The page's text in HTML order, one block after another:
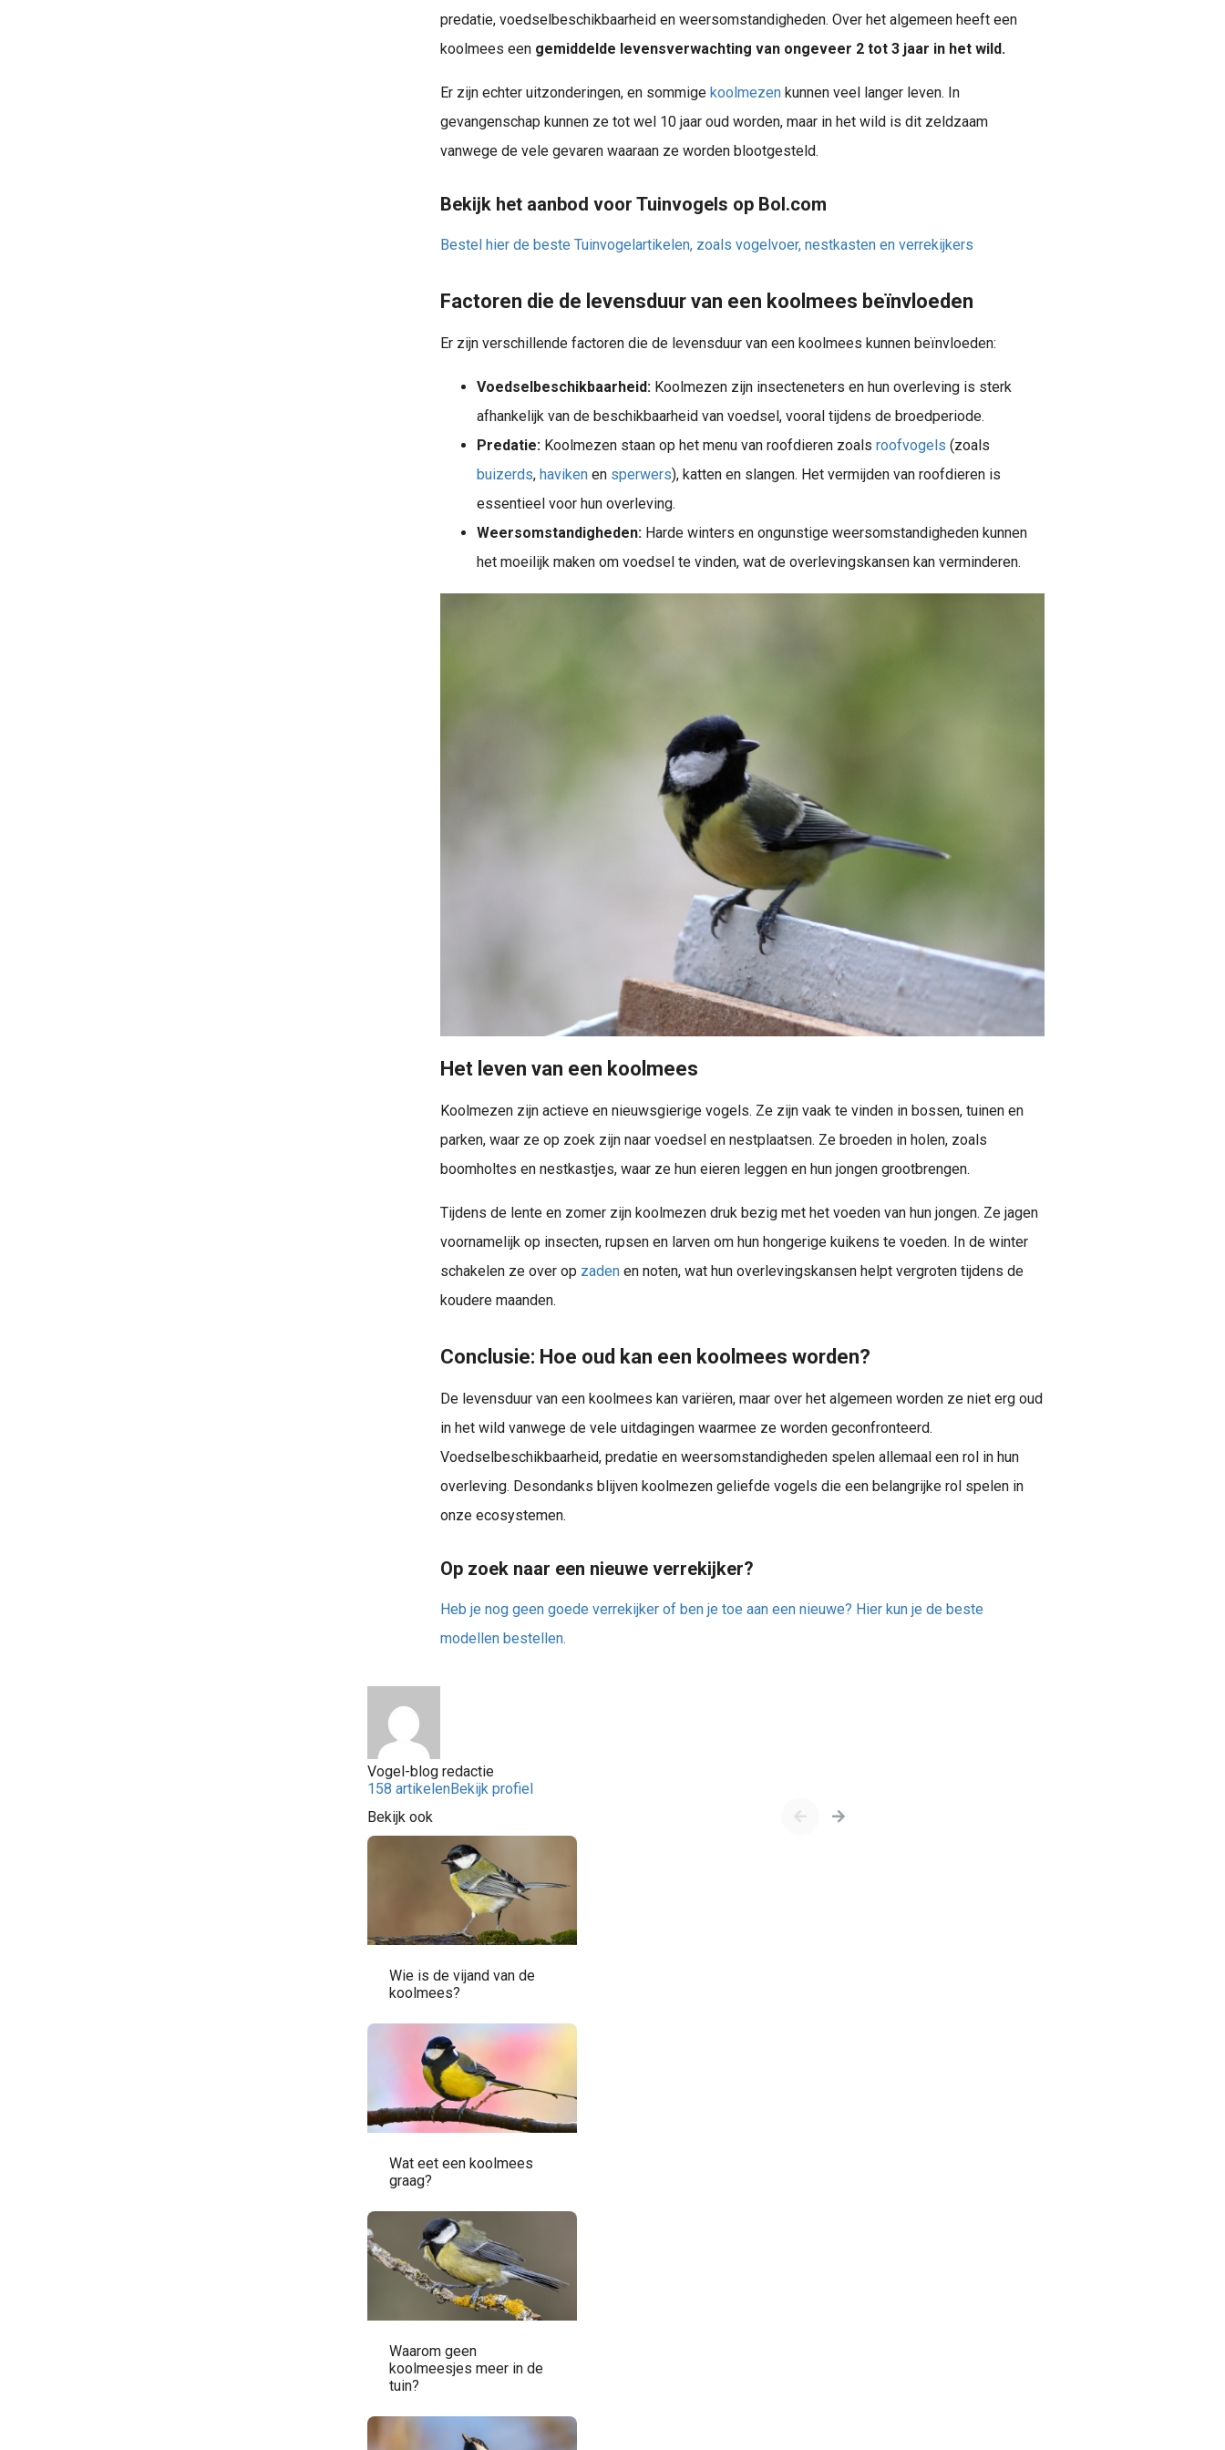
predatie, voedselbeschikbaarheid en weersomstandigheden. Over het algemeen heeft een
koolmees een gemiddelde levensverwachting van ongeveer 2 tot 3 jaar in het wild.
Er zijn echter uitzonderingen, en sommige koolmezen kunnen veel langer leven. In
gevangenschap kunnen ze tot wel 10 jaar oud worden, maar in het wild is dit zeldzaam
vanwege de vele gevaren waaraan ze worden blootgesteld.
Bekijk het aanbod voor Tuinvogels op Bol.com
Bestel hier de beste Tuinvogelartikelen, zoals vogelvoer, nestkasten en verrekijkers
Factoren die de levensduur van een koolmees beïnvloeden
Er zijn verschillende factoren die de levensduur van een koolmees kunnen beïnvloeden:
Voedselbeschikbaarheid: Koolmezen zijn insecteneters en hun overleving is sterk
afhankelijk van de beschikbaarheid van voedsel, vooral tijdens de broedperiode.
Predatie: Koolmezen staan op het menu van roofdieren zoals roofvogels (zoals
buizerds, haviken en sperwers), katten en slangen. Het vermijden van roofdieren is
essentieel voor hun overleving.
Weersomstandigheden: Harde winters en ongunstige weersomstandigheden kunnen
het moeilijk maken om voedsel te vinden, wat de overlevingskansen kan verminderen.
Het leven van een koolmees
Koolmezen zijn actieve en nieuwsgierige vogels. Ze zijn vaak te vinden in bossen, tuinen en
parken, waar ze op zoek zijn naar voedsel en nestplaatsen. Ze broeden in holen, zoals
boomholtes en nestkastjes, waar ze hun eieren leggen en hun jongen grootbrengen.
Tijdens de lente en zomer zijn koolmezen druk bezig met het voeden van hun jongen. Ze jagen
voornamelijk op insecten, rupsen en larven om hun hongerige kuikens te voeden. In de winter
schakelen ze over op zaden en noten, wat hun overlevingskansen helpt vergroten tijdens de
koudere maanden.
Conclusie: Hoe oud kan een koolmees worden?
De levensduur van een koolmees kan variëren, maar over het algemeen worden ze niet erg oud
in het wild vanwege de vele uitdagingen waarmee ze worden geconfronteerd.
Voedselbeschikbaarheid, predatie en weersomstandigheden spelen allemaal een rol in hun
overleving. Desondanks blijven koolmezen geliefde vogels die een belangrijke rol spelen in
onze ecosystemen.
Op zoek naar een nieuwe verrekijker?
Heb je nog geen goede verrekijker of ben je toe aan een nieuwe? Hier kun je de beste
modellen bestellen.
Vogel-blog redactie
158 artikelenBekijk profiel
Bekijk ook
Wie is de vijand van de
koolmees?
Wat eet een koolmees
graag?
Waarom geen
koolmeesjes meer in de
tuin?